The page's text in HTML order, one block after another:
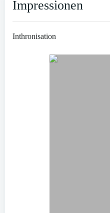
Impressionen
Inthronisation